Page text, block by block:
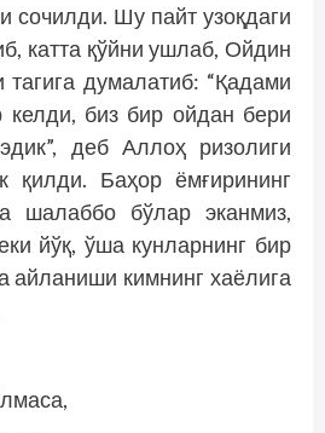
сочилди. Шу пайт узоқдаги
катта қўйни ушлаб, Ойдин
тагига думалатиб: “Қадами
келди, биз бир ойдан бери
деб Аллоҳ ризолиги
қилди. Баҳор ёмғирининг
шалаббо бўлар эканмиз,
йўқ, ўша кунларнинг бир
айланиши кимнинг хаёлига